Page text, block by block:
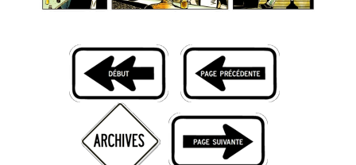
Équipe
Recherche avancée